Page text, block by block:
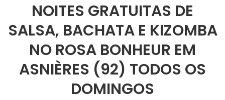
NOITES GRATUITAS DE
SALSA, BACHATA E KIZOMBA
NO ROSA BONHEUR EM
ASNIÈRES (92) TODOS OS
DOMINGOS